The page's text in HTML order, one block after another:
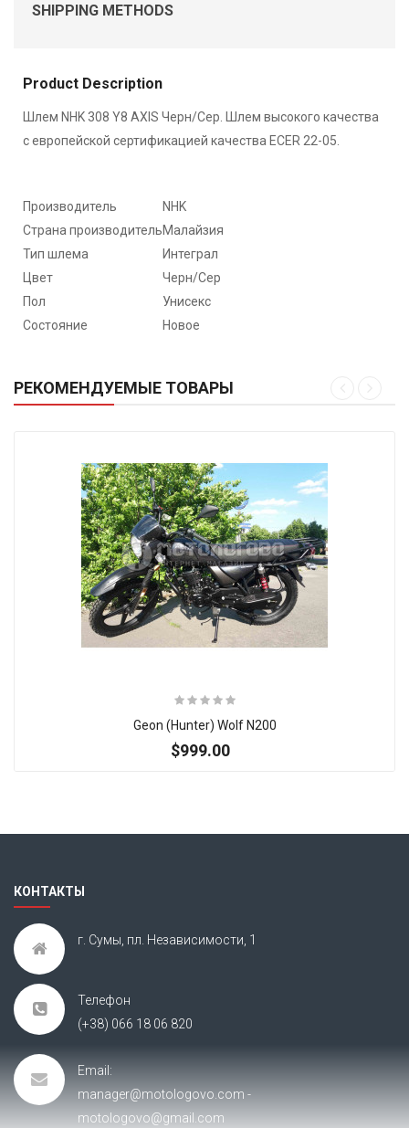
SHIPPING METHODS
Product Description
Шлем NHK 308 Y8 AXIS Черн/Сер. Шлем высокого качества
с европейской сертификацией качества ECER 22-05.
Производитель
NHK
Страна производительМалайзия
Тип шлема
Интеграл
Цвет
Черн/Сер
Пол
Унисекс
Состояние
Новое
РЕКОМЕНДУЕМЫЕ ТОВАРЫ
Geon (Hunter) Wolf N200
$999.00
КОНТАКТЫ
г. Сумы, пл. Независимости, 1
Телефон
(+38) 066 18 06 820
Email:
manager@motologovo.com -
motologovo@gmail.com